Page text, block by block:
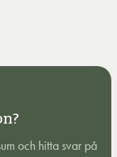
och hitta svar på